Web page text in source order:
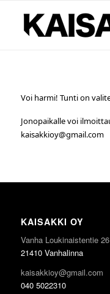
Voi harmi! Tunti on
Jonopaikalle voi
kaisakkioy@gmail.com
KAISAKKI OY
Vanha Loukinaistentie 26
21410 Vanhalinna
kaisakkioy@gmail.com
040 5022310